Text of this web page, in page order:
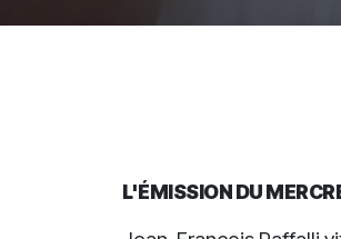
L'ÉMISSION DU